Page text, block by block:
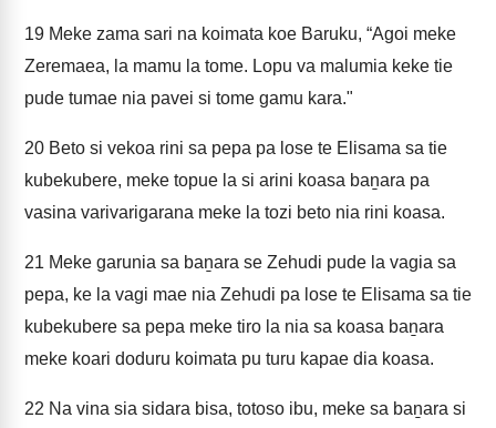
19 Meke zama sari na koimata koe Baruku, “Agoi meke
Zeremaea, la mamu la tome. Lopu va malumia keke tie
pude tumae nia pavei si tome gamu kara."
20 Beto si vekoa rini sa pepa pa lose te Elisama sa tie
kubekubere, meke topue la si arini koasa baṉara pa
vasina varivarigarana meke la tozi beto nia rini koasa.
21 Meke garunia sa baṉara se Zehudi pude la vagia sa
pepa, ke la vagi mae nia Zehudi pa lose te Elisama sa tie
kubekubere sa pepa meke tiro la nia sa koasa baṉara
meke koari doduru koimata pu turu kapae dia koasa.
22 Na vina sia sidara bisa, totoso ibu, meke sa baṉara si